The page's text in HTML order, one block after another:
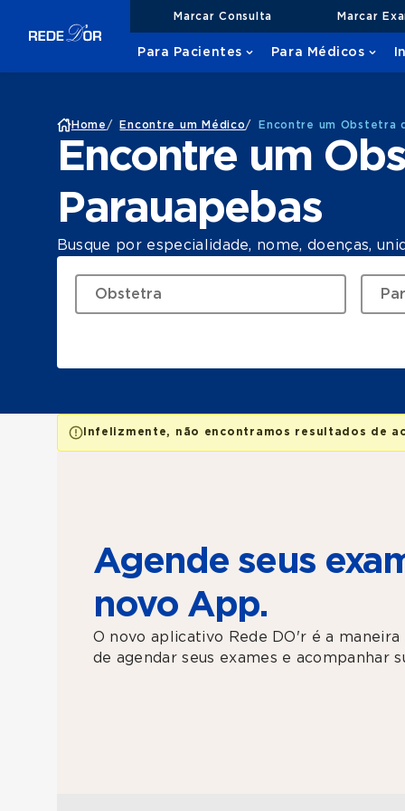
Marcar Consulta Marcar
Para Pacientes Para Médicos
Home / Encontre um Médico/ Encontre um Obstetra
Encontre um
Parauapebas
Busque por especialidade, nome, doenças,
Infelizmente, não encontramos resultados de
Agende seus
novo App.
O novo aplicativo Rede DO'r é a
de agendar seus exames e acompanhar